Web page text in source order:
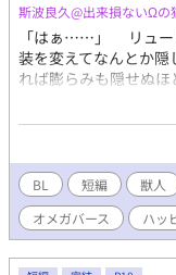
斯波良久@出来損ないΩの
「はぁ……」 リュー
装を変えてなんとか
れば膨らみも隠せぬ
人ってベータでもこ
ど。周りに比較対象
と流したが、年中胸
う。そもそもリュー
自体が稀だ。 通常、
に出てくることはほぼ
とはない。そんな種族
由はベータであるこ
BL 短編 獣人
オメガバース
ハッ